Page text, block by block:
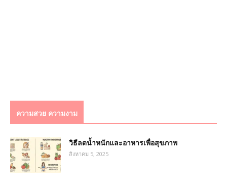
ความสวย ความงาม
วิธีลดน้ำหนักและอาหารเพื่อสุขภาพ
สิงหาคม 5, 2025